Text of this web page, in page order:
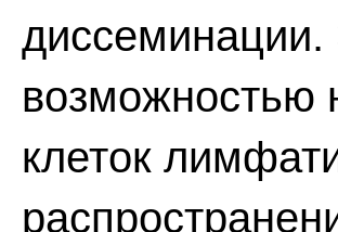
диссеминации.
возможностью
клеток